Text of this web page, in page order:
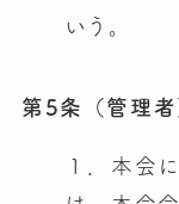
いう。
第5条（管理者
１．本会